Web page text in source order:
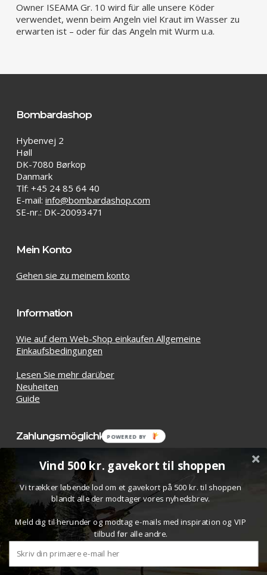
Zwischensumme:
Owner ISEAMA Gr. 10 wird für alle unsere Köder
verwendet, wenn beim Angeln viel Kraut im Wasser zu
erwarten ist – oder für das Angeln mit Wurm u.a.
Bombardashop
Hybenvej 2
Høll
DK-7080 Børkop
Danmark
Tlf: +45 24 85 64 40
E-mail: info@bombardashop.com
SE-nr.: DK-20093471
Mein Konto
Gehen sie zu meinem konto
Information
Wie auf dem Web-Shop einkaufen Allgemeine
Einkaufsbedingungen
Lesen Sie mehr darüber
Neuheiten
Guide
Zahlungsmöglichkeiten
© 2026 Bombardashop.com. All Rights Reserved.
Vind 500 kr. gavekort til shoppen
Vi trækker løbende lod om et gavekort på 500 kr. til shoppen
blandt alle der modtager vores nyhedsbrev.
Meld dig til herunder og modtag e-mails med inspiration og VIP
tilbud før alle andre.